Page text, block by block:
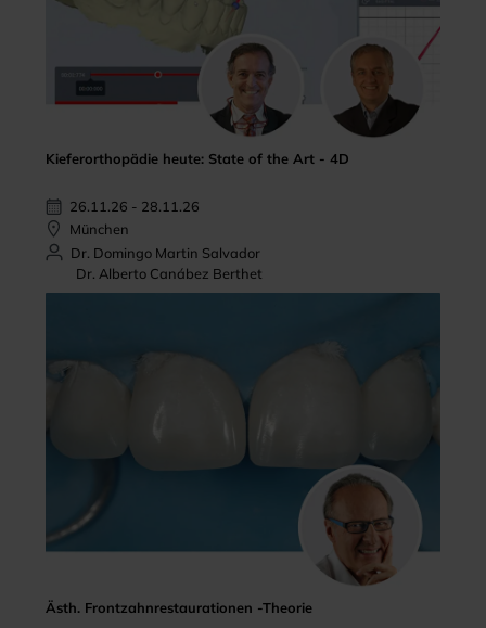
Kieferorthopädie heute: State of the Art - 4D
26.11.26 - 28.11.26
München
Dr. Domingo Martin Salvador
Dr. Alberto Canábez Berthet
Ästh. Frontzahnrestaurationen -Theorie